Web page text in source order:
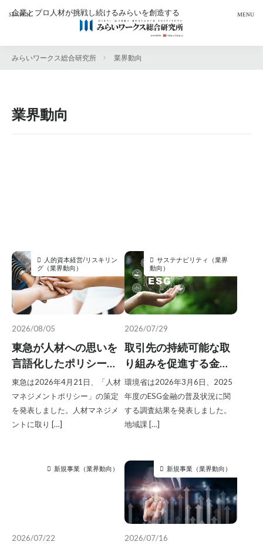
企業とプロ人材が挑戦し続けるみらいを創造する
みらいワークス総合研究所 業界動向
業界動向
人的資本経営/リスキリン
グ（業界動向）
2026/08/05
東急が人材への思いを
言語化したポリシー策
定、個の力を最大化す
る人的資本経営をさら
に加速
東急は2026年4月21日、「人材
マネジメントポリシー」の策定
を発表しました。人材マネジメ
ントに取り […]
サステナビリティ（業界
動向）
2026/07/29
取引先の持続可能な取
り組みを促進する金融
商品を開発する金融機
関が増加、ESG人材を
どう確保するかが課題
に／環境省調べ
環境省は2026年3月6日、2025
年度のESG金融の普及状況に関
する調査結果を発表しました。
地域課 […]
新規事業（業界動向）
2026/07/22
新規事業（業界動向）
2026/07/16
人的資本経営 リスキリング 外部人材活用
カテゴリー
タグ
リスキリング
人的資本経営 兼業
副業
副業制度
労働基準法改定
労基法改正
勉強会
医療系DX
外部人材活用
板挟みイノベーター｜2024.12
板挟みイノベーター｜2025.1
板挟みイノベーター｜2025.10
板挟みイノベーター｜2025.2
板挟みイノベーター｜2025.5
板挟みイノベーター｜2025.6
板挟みイノベーター｜2025.7